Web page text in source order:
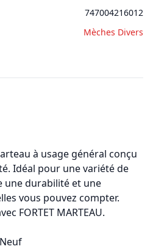
747004216012
Mèches Divers
à usage général conçu
Idéal pour une variété de
une durabilité et une
vous pouvez compter.
FORTET MARTEAU.